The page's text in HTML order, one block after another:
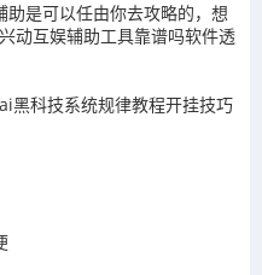
助是可以任由你去攻略的，想
兴动互娱辅助工具靠谱吗软件透
黑科技系统规律教程开挂技巧